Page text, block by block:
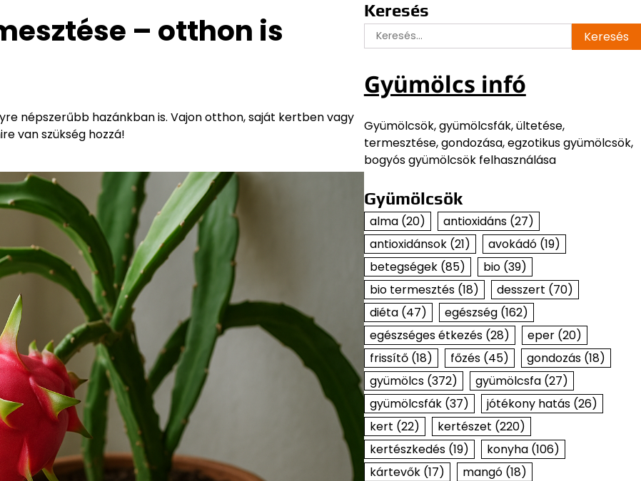
– otthon is
népszerűbb hazánkban is. Vajon otthon, saját kertben vagy
van szükség hozzá!
Keresés
Keresés:
Gyümölcs infó
Gyümölcsök, gyümölcsfák, ültetése,
termesztése, gondozása, egzotikus gyümölcsök,
bogyós gyümölcsök felhasználása
Gyümölcsök
alma(20) antioxidáns(27)
antioxidánsok(21) avokádó(19)
betegségek(85) bio(39)
bio termesztés(18) desszert (70)
diéta(47) egészség(162)
egészséges étkezés(28) eper(20)
frissítő(18) főzés(45) gondozás(18)
gyümölcs(372) gyümölcsfa(27)
gyümölcsfák(37) jótékony hatás(26)
kert (22) kertészet (220)
kertészkedés(19) konyha(106)
kártevők(17) mangó(18)